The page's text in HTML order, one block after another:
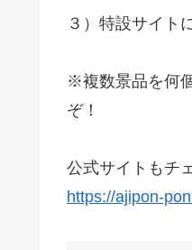
３）特設サイト
※複数景品を何
ぞ！
公式サイトもチ
https://ajipon-